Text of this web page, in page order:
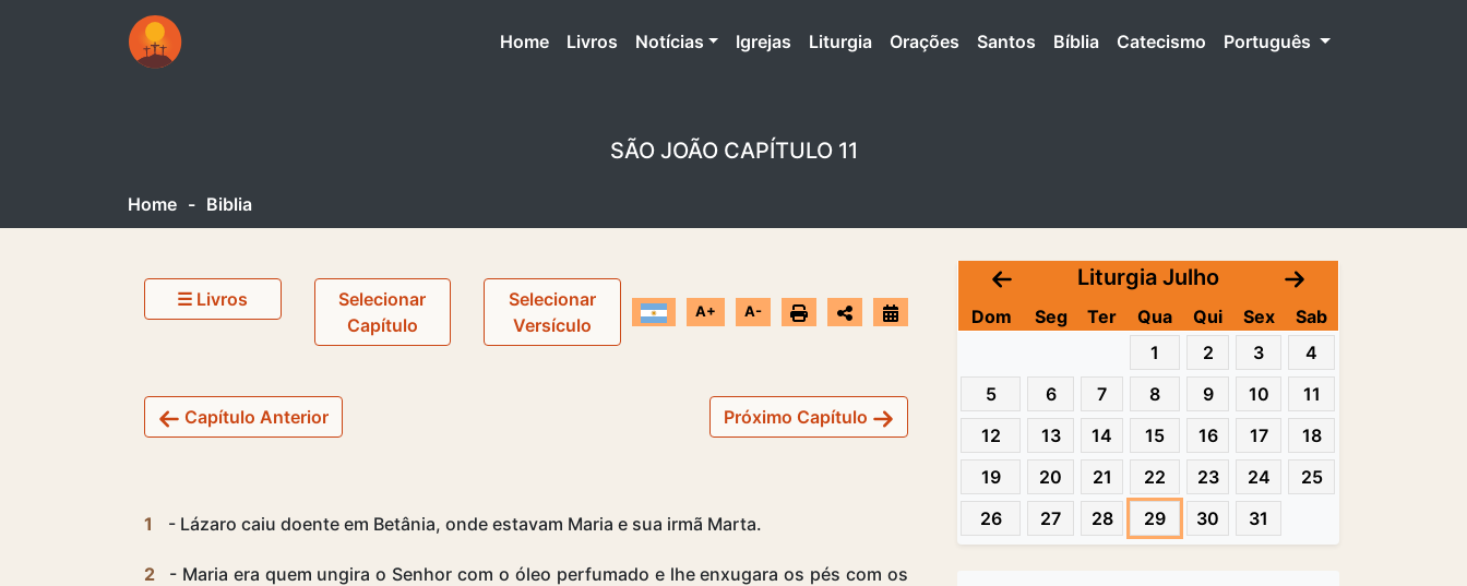
Home(atual)
Livros Notícias Igrejas Liturgia Orações Santos Bíblia Catecismo Português
SÃO JOÃO CAPÍTULO 11
Home - Biblia
☰ Livros
Selecionar
Capítulo
Selecionar
Versículo
A+ A-
Capítulo Anterior Próximo Capítulo
1 - Lázaro caiu doente em Betânia, onde estavam Maria e sua irmã Marta.
2
- Maria era quem ungira o Senhor com o óleo perfumado e lhe enxugara os pés com os
Liturgia Julho
Dom Seg Ter Qua Qui Sex
Sab
1
2 3
4
5
6 7 8 9 10
11
12
13 14 15 16 17
18
19
20 21 22 23 24
25
26
27 28 29 30 31